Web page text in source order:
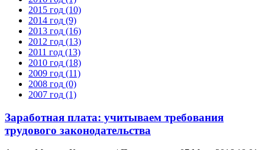
2015 год (10)
2014 год (9)
2013 год (16)
2012 год (13)
2011 год (13)
2010 год (18)
2009 год (11)
2008 год (0)
2007 год (1)
Заработная плата: учитываем требования
трудового законодательства